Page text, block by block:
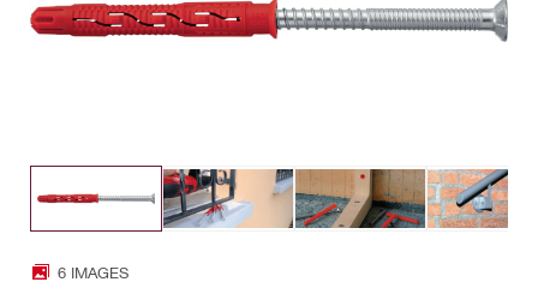
6 IMAGES